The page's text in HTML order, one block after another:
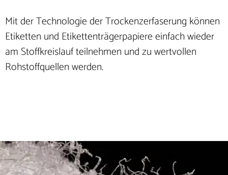
Mit der Technologie der Trockenzerfaserung können
Etiketten und Etikettenträgerpapiere einfach wieder
am Stoffkreislauf teilnehmen und zu wertvollen
Rohstoffquellen werden.